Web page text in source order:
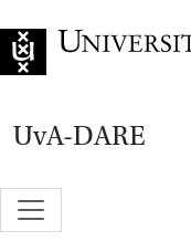
UvA-DARE